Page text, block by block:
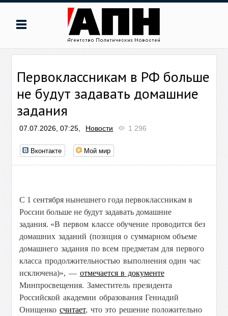
Первоклассникам в РФ больше
не будут задавать домашние
задания
07.07.2026, 07:25, Новости 1 296
Вконтакте Мой мир
С 1 сентября нынешнего года первоклассникам в
России больше не будут задавать домашние
задания. «В первом классе обучение проводится без
домашних заданий (позиция о суммарном объеме
домашнего задания по всем предметам для первого
класса продолжительностью выполнения один час
исключена)», — отмечается в документе
Минпросвещения. Заместитель президента
Российской академии образования Геннадий
Онищенкосчитает, что это решение положительно